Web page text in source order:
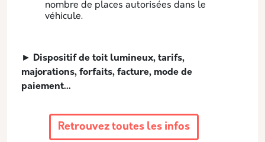
nombre de places autorisées dans le
véhicule.
► Dispositif de toit lumineux, tarifs,
majorations, forfaits, facture, mode de
paiement...
Retrouvez toutes les infos